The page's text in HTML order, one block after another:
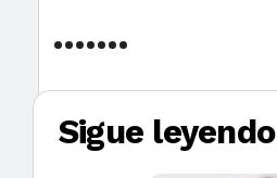
Sigue leyendo